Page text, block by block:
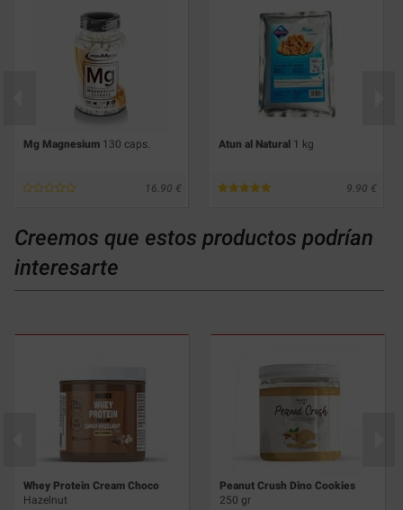
Mg Magnesium 130 caps.
16.90
Atun al Natural 1 kg
9.90
Creemos que estos productos podrían
interesarte
Whey Protein Cream Choco
Hazelnut
Peanut Crush Dino Cookies
250 gr